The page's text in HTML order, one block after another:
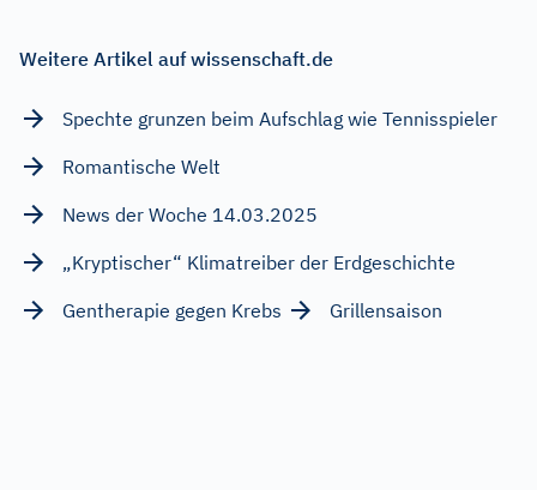
Weitere Artikel auf wissenschaft.de
Spechte grunzen beim Aufschlag wie Tennisspieler
Romantische Welt
News der Woche 14.03.2025
„Kryptischer“ Klimatreiber der Erdgeschichte
Gentherapie gegen Krebs
Grillensaison